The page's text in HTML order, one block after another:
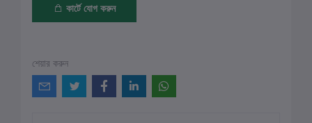
কার্টে যোগ করুন
শেয়ার করুন